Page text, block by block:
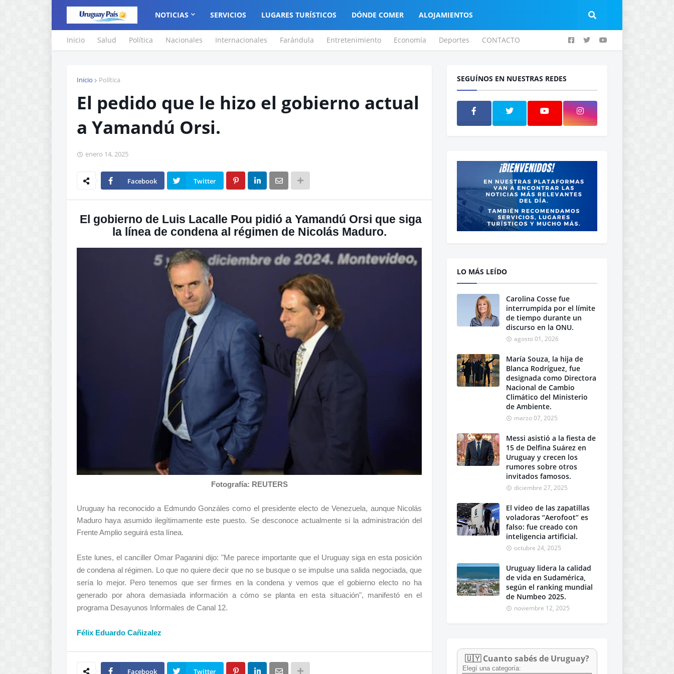
NOTICIAS SERVICIOS LUGARES TURÍSTICOS DÓNDE COMER ALOJAMIENTOS
Inicio Salud Política Nacionales Internacionales Farándula Entretenimiento Economía Deportes CONTACTO
Inicio Política
El pedido que le hizo el gobierno actual
a Yamandú Orsi.
enero 14, 2025
Facebook Twitter
El gobierno de Luis Lacalle Pou pidió a Yamandú Orsi que siga
la línea de condena al régimen de Nicolás Maduro.
Fotografía: REUTERS
Uruguay ha reconocido a Edmundo Gonzáles como el presidente electo de Venezuela, aunque Nicolás
Maduro haya asumido ilegítimamente este puesto. Se desconoce actualmente si la administración del
Frente Amplio seguirá esta línea.
Este lunes, el canciller Omar Paganini dijo: "Me parece importante que el Uruguay siga en esta posición
de condena al régimen. Lo que no quiere decir que no se busque o se impulse una salida negociada, que
sería lo mejor. Pero tenemos que ser firmes en la condena y vemos que el gobierno electo no ha
generado por ahora demasiada información a cómo se planta en esta situación", manifestó en el
programa Desayunos Informales de Canal 12.
Félix Eduardo Cañizalez
Facebook Twitter
SEGUÍNOS EN NUESTRAS REDES
LO MÁS LEÍDO
Carolina Cosse fue
interrumpida por el límite
de tiempo durante un
discurso en la ONU.
agosto 01, 2026
María Souza, la hija de
Blanca Rodríguez, fue
designada como Directora
Nacional de Cambio
Climático del Ministerio
de Ambiente.
marzo 07, 2025
Messi asistió a la fiesta de
15 de Delfina Suárez en
Uruguay y crecen los
rumores sobre otros
invitados famosos.
diciembre 27, 2025
El video de las zapatillas
voladoras “Aerofoot” es
falso: fue creado con
inteligencia artificial.
octubre 24, 2025
Uruguay lidera la calidad
de vida en Sudamérica,
según el ranking mundial
de Numbeo 2025.
noviembre 12, 2025
🇺🇾 Cuanto sabés de Uruguay?
Elegí una categoría: